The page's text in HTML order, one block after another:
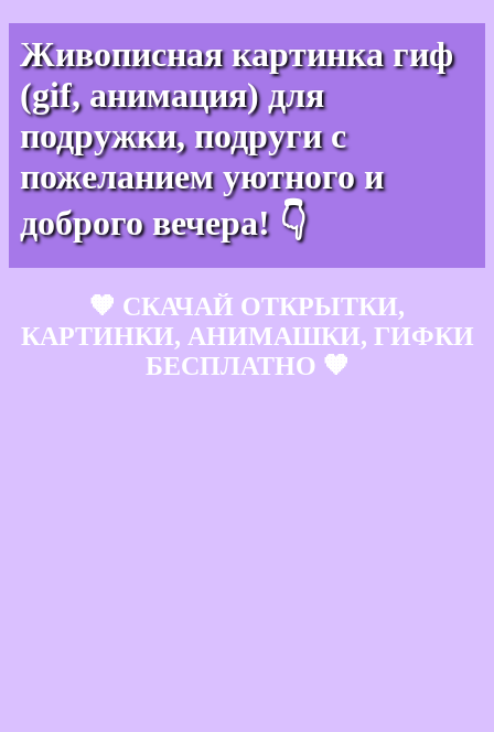
Живописная картинка гиф
(gif, анимация) для
подружки, подруги с
пожеланием уютного и
доброго вечера! 👇
🧡 СКАЧАЙ ОТКРЫТКИ,
КАРТИНКИ, АНИМАШКИ, ГИФКИ
БЕСПЛАТНО 🧡